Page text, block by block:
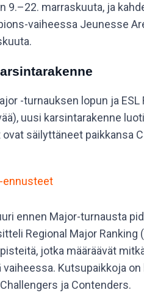
9.–22. marraskuuta, ja
vaiheessa Jeunesse
-turnauksen lopun ja ESL
uusi karsintarakenne
säilyttäneet paikkansa
ennusteet
ennen Major-turnausta
Regional Major Ranking
jotka määräävät
Kutsupaikkoja on
ja Contenders.